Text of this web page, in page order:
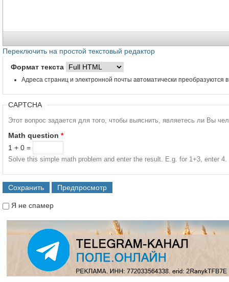
Переключить на простой текстовый редактор
Формат текста
Адреса страниц и электронной почты автоматически преобразуются
CAPTCHA
Этот вопрос задается для того, чтобы выяснить, являетесь ли Вы
Math question *
1 + 0 =
Solve this simple math problem and enter the result. E.g. for 1+3, enter 4.
Я не спамер